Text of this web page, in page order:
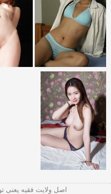
اصل ولایت فقیه